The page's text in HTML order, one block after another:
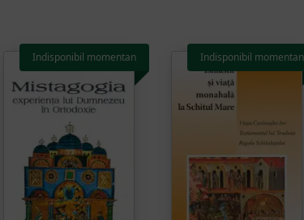
Indisponibil momentan Indisponibil momentan